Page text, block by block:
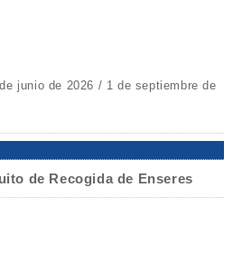
junio de 2026 / 1 de septiembre de
de Recogida de Enseres